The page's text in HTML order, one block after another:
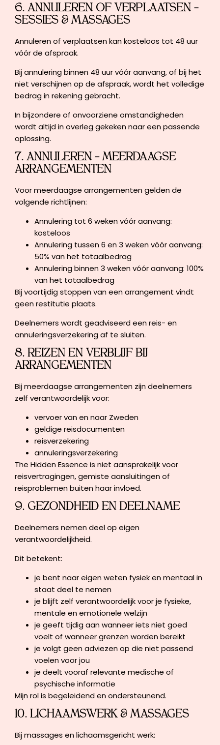
6. ANNULEREN OF VERPLAATSEN –
SESSIES & MASSAGES
Annuleren of verplaatsen kan kosteloos tot 48 uur
vóór de afspraak.
Bij annulering binnen 48 uur vóór aanvang, of bij het
niet verschijnen op de afspraak, wordt het volledige
bedrag in rekening gebracht.
In bijzondere of onvoorziene omstandigheden
wordt altijd in overleg gekeken naar een passende
oplossing.
7. ANNULEREN – MEERDAAGSE
ARRANGEMENTEN
Voor meerdaagse arrangementen gelden de
volgende richtlijnen:
Annulering tot 6 weken vóór aanvang:
kosteloos
Annulering tussen 6 en 3 weken vóór aanvang:
50% van het totaalbedrag
Annulering binnen 3 weken vóór aanvang: 100%
van het totaalbedrag
Bij voortijdig stoppen van een arrangement vindt
geen restitutie plaats.
Deelnemers wordt geadviseerd een reis- en
annuleringsverzekering af te sluiten.
8. REIZEN EN VERBLIJF BIJ
ARRANGEMENTEN
Bij meerdaagse arrangementen zijn deelnemers
zelf verantwoordelijk voor:
vervoer van en naar Zweden
geldige reisdocumenten
reisverzekering
annuleringsverzekering
The Hidden Essence is niet aansprakelijk voor
reisvertragingen, gemiste aansluitingen of
reisproblemen buiten haar invloed.
9. GEZONDHEID EN DEELNAME
Deelnemers nemen deel op eigen
verantwoordelijkheid.
Dit betekent:
je bent naar eigen weten fysiek en mentaal in
staat deel te nemen
je blijft zelf verantwoordelijk voor je fysieke,
mentale en emotionele welzijn
je geeft tijdig aan wanneer iets niet goed
voelt of wanneer grenzen worden bereikt
je volgt geen adviezen op die niet passend
voelen voor jou
je deelt vooraf relevante medische of
psychische informatie
Mijn rol is begeleidend en ondersteunend.
10. LICHAAMSWERK & MASSAGES
Bij massages en lichaamsgericht werk: